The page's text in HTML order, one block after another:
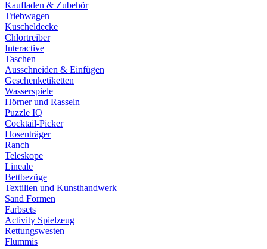
Kaufladen & Zubehör
Triebwagen
Kuscheldecke
Chlortreiber
Interactive
Taschen
Ausschneiden & Einfügen
Geschenketiketten
Wasserspiele
Hörner und Rasseln
Puzzle IQ
Cocktail-Picker
Hosenträger
Ranch
Teleskope
Lineale
Bettbezüge
Textilien und Kunsthandwerk
Sand Formen
Farbsets
Activity Spielzeug
Rettungswesten
Flummis